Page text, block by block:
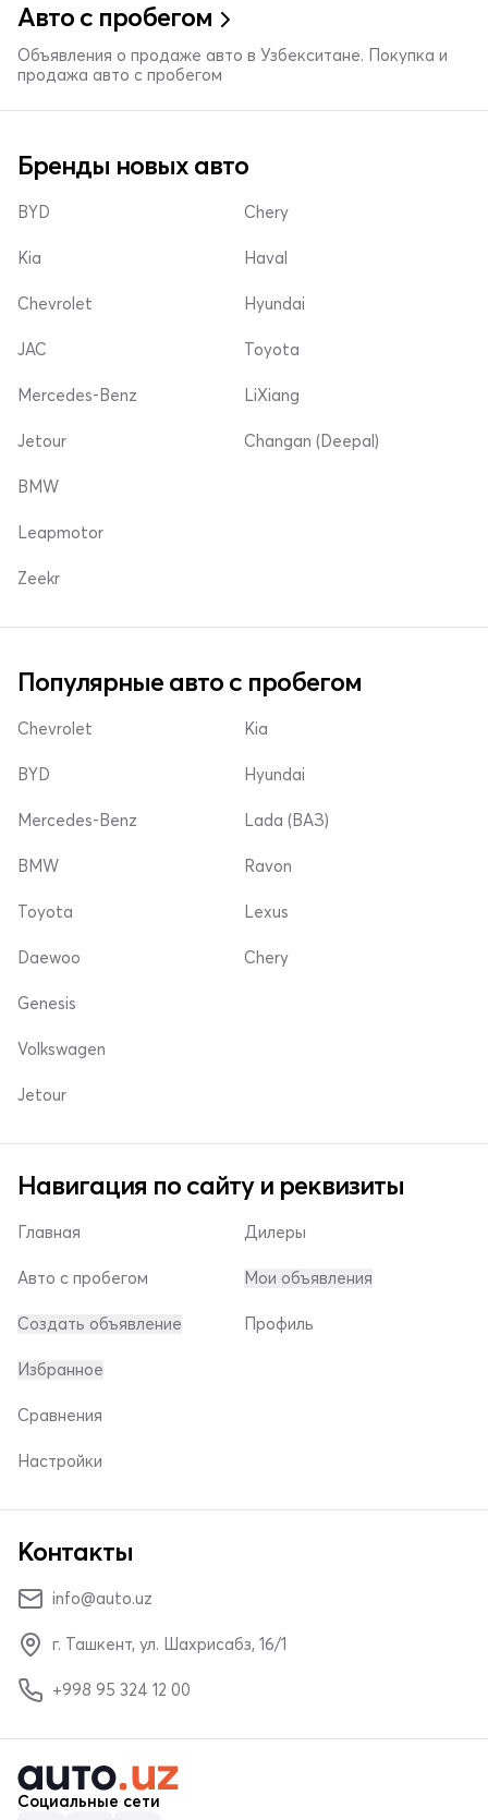
Авто с пробегом
Объявления о продаже авто в Узбекситане. Покупка и
продажа авто с пробегом
Бренды новых авто
BYD
Kia
Chevrolet
Chery
Haval
Hyundai
JAC
Mercedes-Benz
Jetour
Toyota
LiXiang
Changan (Deepal)
BMW
Leapmotor
Zeekr
Популярные авто с пробегом
Chevrolet
BYD
Mercedes-Benz
Kia
Hyundai
Lada (ВАЗ)
BMW
Toyota
Daewoo
Ravon
Lexus
Chery
Genesis
Volkswagen
Jetour
Навигация по сайту и реквизиты
Главная
Авто с пробегом
Создать объявление
Дилеры
Мои объявления
Профиль
Избранное
Сравнения
Настройки
Контакты
info@auto.uz
г. Ташкент, ул. Шахрисабз, 16/1
+998 95 324 12 00
Социальные сети